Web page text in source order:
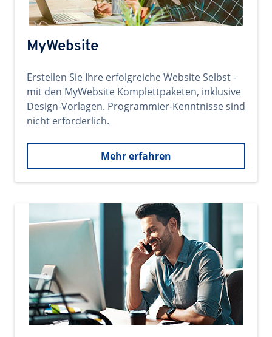
MyWebsite
Erstellen Sie Ihre erfolgreiche Website Selbst -
mit den MyWebsite Komplettpaketen, inklusive
Design-Vorlagen. Programmier-Kenntnisse sind
nicht erforderlich.
Mehr erfahren